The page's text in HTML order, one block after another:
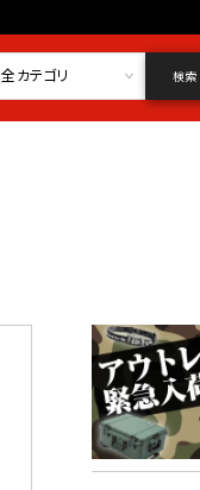
全カテゴリ 検索